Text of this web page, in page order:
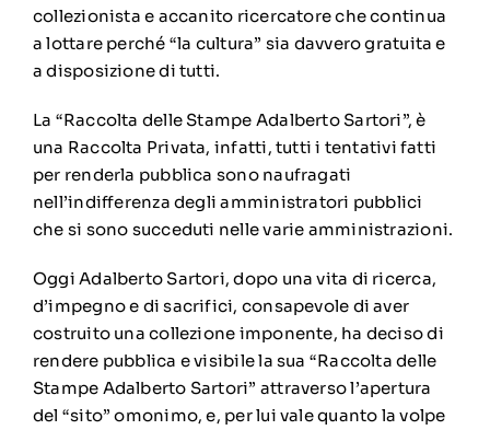
collezionista e accanito ricercatore che continua
a lottare perché “la cultura” sia davvero gratuita e
a disposizione di tutti.
La “Raccolta delle Stampe Adalberto Sartori”, è
una Raccolta Privata, infatti, tutti i tentativi fatti
per renderla pubblica sono naufragati
nell’indifferenza degli amministratori pubblici
che si sono succeduti nelle varie amministrazioni.
Oggi Adalberto Sartori, dopo una vita di ricerca,
d’impegno e di sacrifici, consapevole di aver
costruito una collezione imponente, ha deciso di
rendere pubblica e visibile la sua “Raccolta delle
Stampe Adalberto Sartori” attraverso l’apertura
del “sito” omonimo, e, per lui vale quanto la volpe